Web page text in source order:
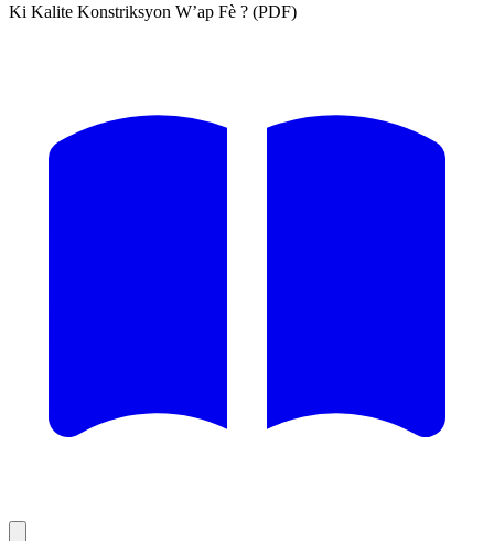
Ki Kalite Konstriksyon W’ap Fè ? (PDF)